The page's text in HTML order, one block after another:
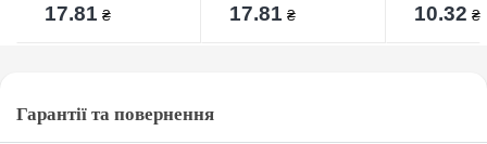
17.81 ₴ 17.81 ₴ 10.32 ₴
Гарантії та повернення